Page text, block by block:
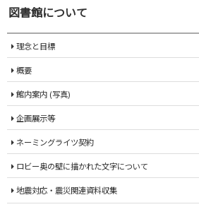
図書館について
理念と目標
概要
館内案内 (写真)
企画展示等
ネーミングライツ契約
ロビー奥の壁に描かれた文字について
地震対応・震災関連資料収集